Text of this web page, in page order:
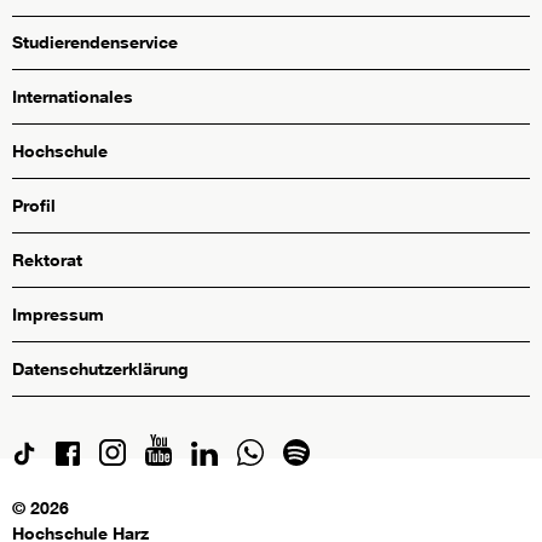
Studierendenservice
Internationales
Hochschule
Profil
Rektorat
Impressum
Datenschutzerklärung
© 2026
Hochschule Harz